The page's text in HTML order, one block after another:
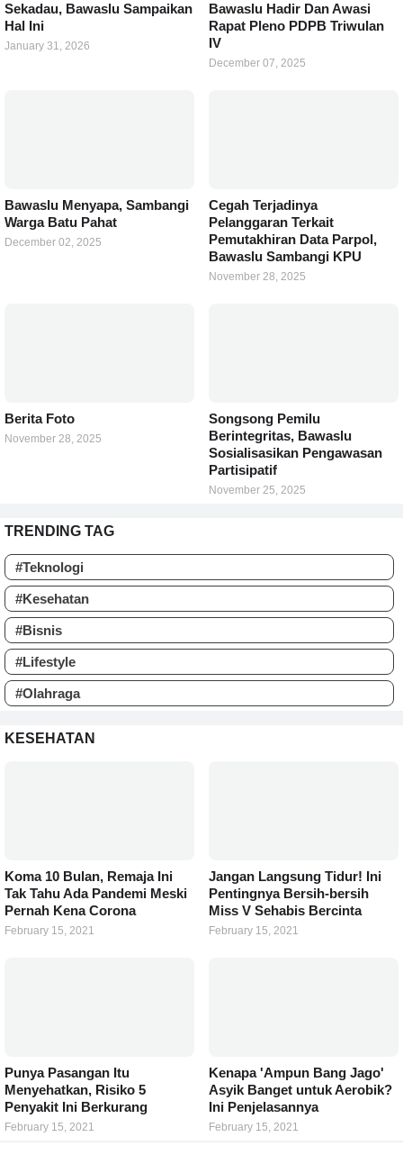
Sekadau, Bawaslu Sampaikan
Hal Ini
January 31, 2026
Bawaslu Hadir Dan Awasi
Rapat Pleno PDPB Triwulan
IV
December 07, 2025
Bawaslu Menyapa, Sambangi
Warga Batu Pahat
December 02, 2025
Cegah Terjadinya
Pelanggaran Terkait
Pemutakhiran Data Parpol,
Bawaslu Sambangi KPU
November 28, 2025
Berita Foto
November 28, 2025
Songsong Pemilu
Berintegritas, Bawaslu
Sosialisasikan Pengawasan
Partisipatif
November 25, 2025
TRENDING TAG
#Teknologi
#Kesehatan
#Bisnis
#Lifestyle
#Olahraga
KESEHATAN
Koma 10 Bulan, Remaja Ini
Tak Tahu Ada Pandemi Meski
Pernah Kena Corona
February 15, 2021
Jangan Langsung Tidur! Ini
Pentingnya Bersih-bersih
Miss V Sehabis Bercinta
February 15, 2021
Punya Pasangan Itu
Menyehatkan, Risiko 5
Penyakit Ini Berkurang
February 15, 2021
Kenapa 'Ampun Bang Jago'
Asyik Banget untuk Aerobik?
Ini Penjelasannya
February 15, 2021